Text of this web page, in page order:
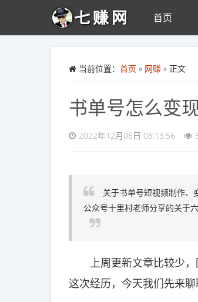
首页
当前位置： 首页 » 网赚 » 正文
书单号怎么变
2022年12月06日 08:13:56
关于书单号短视频制作、
公众号十里村老师分享的关于
上周更新文章比较少，
这次经历，今天我们先来聊